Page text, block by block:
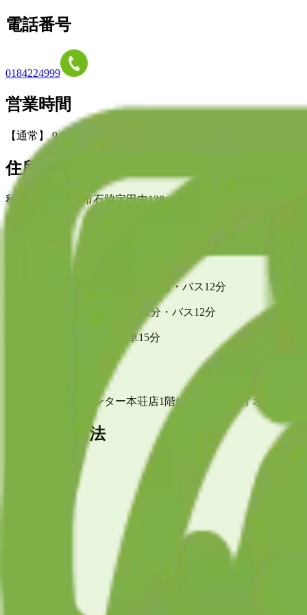
電話番号
0184224999
営業時間
【通常】 9:00～21:00 ※最終受付 20:20
住所
秋田県由利本荘市石脇字田中138 イオンスーパーセンター本
羽後本荘駅 (鳥海山ろく線) 車12分・バス12分
羽後本荘駅 (JR羽越本線) 車12分・バス12分
薬師堂駅 (鳥海山ろく線) 車15分
イオンスーパーセンター本荘店1階にあります。イオンス
お支払い方法
クレジット決済